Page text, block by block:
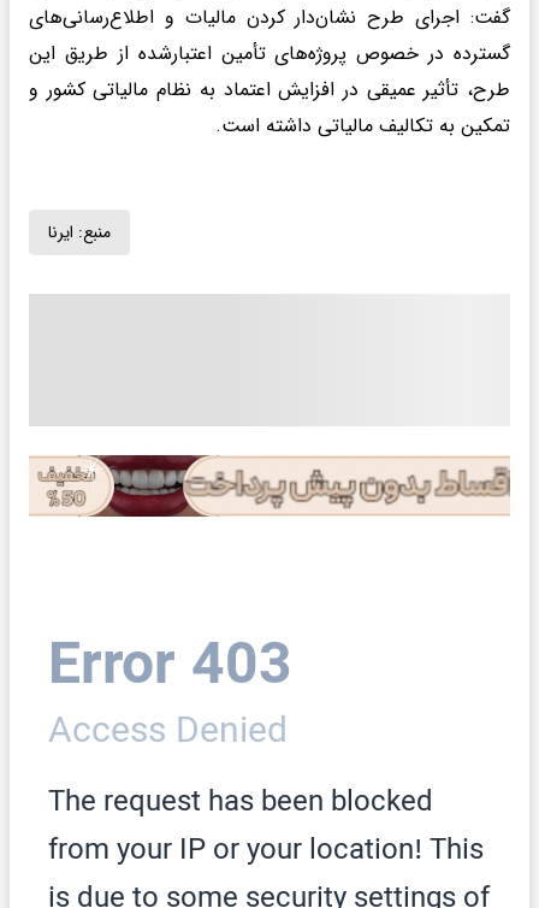
گفت: اجرای طرح نشان‌دار کردن مالیات و اطلاع‌رسانی‌های
گسترده در خصوص پروژه‌های تأمین اعتبارشده از طریق این
طرح، تأثیر عمیقی در افزایش اعتماد به نظام مالیاتی کشور و
تمکین به تکالیف مالیاتی داشته است.
منبع: ایرنا